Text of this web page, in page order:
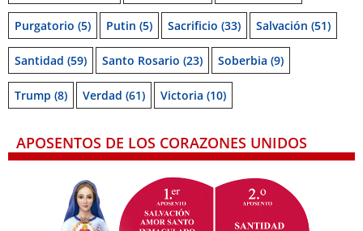
Purgatorio (5) Putin (5) Sacrificio (33) Salvación (51)
Santidad (59) Santo Rosario (23) Soberbia (9)
Trump (8) Verdad (61) Victoria (10)
APOSENTOS DE LOS CORAZONES UNIDOS